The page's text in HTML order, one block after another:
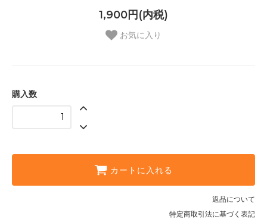
1,900円(内税)
お気に入り
購入数
カートに入れる
返品について
特定商取引法に基づく表記